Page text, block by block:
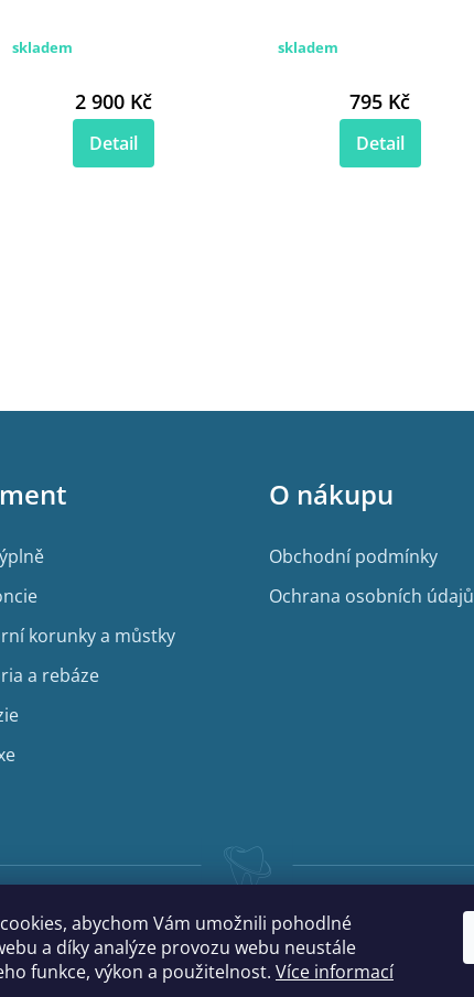
abychom Vám umožnili pohodlné
a díky analýze provozu webu neustále
funkce, výkon a použitelnost. Více informací
skladem
2 900 Kč
Detail
skladem
795 Kč
Detail
korunky a můstky
a rebáze
O nákupu
Obchodní podmínky
Ochrana osobních údajů